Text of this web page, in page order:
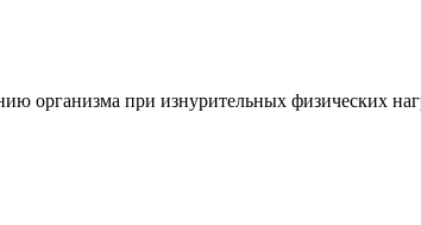
организма при изнурительных физических